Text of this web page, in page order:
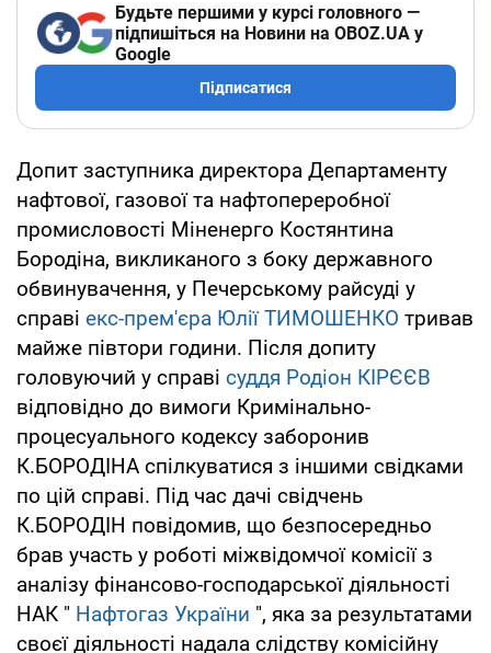
Будьте першими у курсі головного —
підпишіться на Новини на OBOZ.UA у
Google
Підписатися
Допит заступника директора Департаменту
нафтової, газової та нафтопереробної
промисловості Міненерго Костянтина
Бородіна, викликаного з боку державного
обвинувачення, у Печерському райсуді у
справі екс-прем'єра Юлії ТИМОШЕНКО тривав
майже півтори години. Після допиту
головуючий у справі суддя Родіон КІРЄЄВ
відповідно до вимоги Кримінально-
процесуального кодексу заборонив
К.БОРОДІНА спілкуватися з іншими свідками
по цій справі. Під час дачі свідчень
К.БОРОДІН повідомив, що безпосередньо
брав участь у роботі міжвідомчої комісії з
аналізу фінансово-господарської діяльності
НАК " Нафтогаз України ", яка за результатами
своєї діяльності надала слідству комісійну